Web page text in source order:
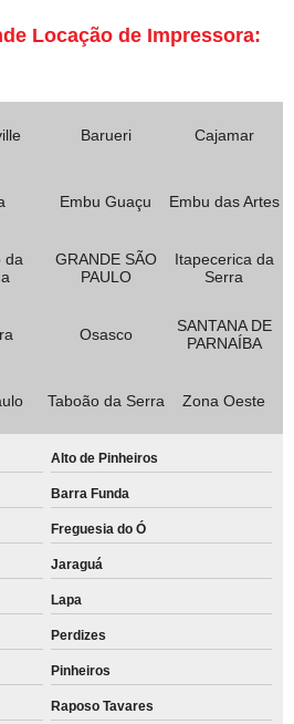
Locação de Impressora:
Barueri Cajamar
Embu Guaçu Embu das Artes
da
GRANDE SÃO
PAULO
Itapecerica da
Serra
Osasco
SANTANA DE
PARNAÍBA
Taboão da Serra Zona Oeste
Alto de Pinheiros
Barra Funda
Freguesia do Ó
Jaraguá
Lapa
Perdizes
Pinheiros
Raposo Tavares